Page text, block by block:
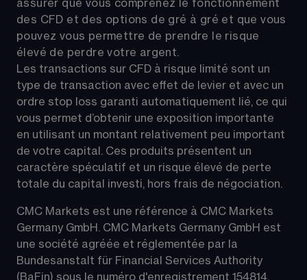
assurer que vous comprenez le fonctionnement
des CFD et des options de gré à gré et que vous
pouvez vous permettre de prendre le risque
élevé de perdre votre argent.
Les transactions sur CFD à risque limité sont un
type de transaction avec effet de levier et avec un
ordre stop loss garanti automatiquement lié, ce qui
vous permet d’obtenir une exposition importante
en utilisant un montant relativement peu important
de votre capital. Ces produits présentent un
caractère spéculatif et un risque élevé de perte
totale du capital investi, hors frais de négociation.
CMC Markets est une référence à CMC Markets
Germany GmbH. CMC Markets Germany GmbH est
une société agréée et réglementée par la
Bundesanstalt für Financial Services Authority
(BaFin) sous le numéro d'enregistrement 154814.